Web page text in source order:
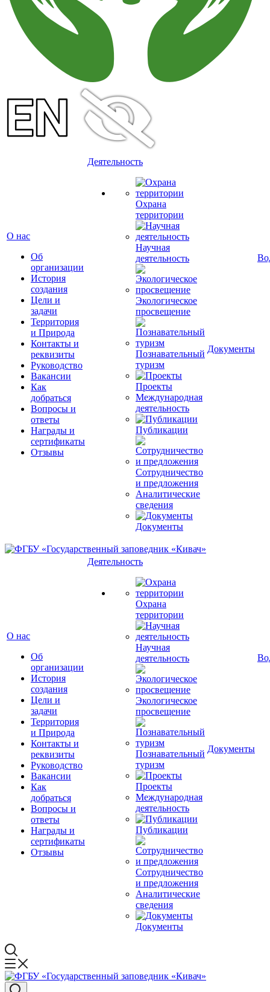
О нас
Об
организации
История
создания
Цели и
задачи
Территория
и Природа
Контакты и
реквизиты
Руководство
Вакансии
Как
добраться
Вопросы и
ответы
Награды и
сертификаты
Отзывы
Деятельность
Охрана
территории
Научная
деятельность
Экологическое
просвещение
Познавательный
туризм
Проекты
Международная
деятельность
Публикации
Сотрудничество
и предложения
Аналитические
сведения
Документы
Документы
О нас
Об
организации
История
создания
Цели и
задачи
Территория
и Природа
Контакты и
реквизиты
Руководство
Вакансии
Как
добраться
Вопросы и
ответы
Награды и
сертификаты
Отзывы
Деятельность
Охрана
территории
Научная
деятельность
Экологическое
просвещение
Познавательный
туризм
Проекты
Международная
деятельность
Публикации
Сотрудничество
и предложения
Аналитические
сведения
Документы
Документы